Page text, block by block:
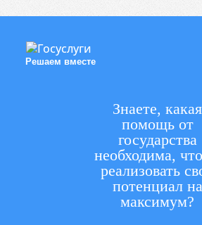
Решаем вместе
Знаете, какая
помощь от
государства
необходима,
реализовать
потенциал на
максимум?